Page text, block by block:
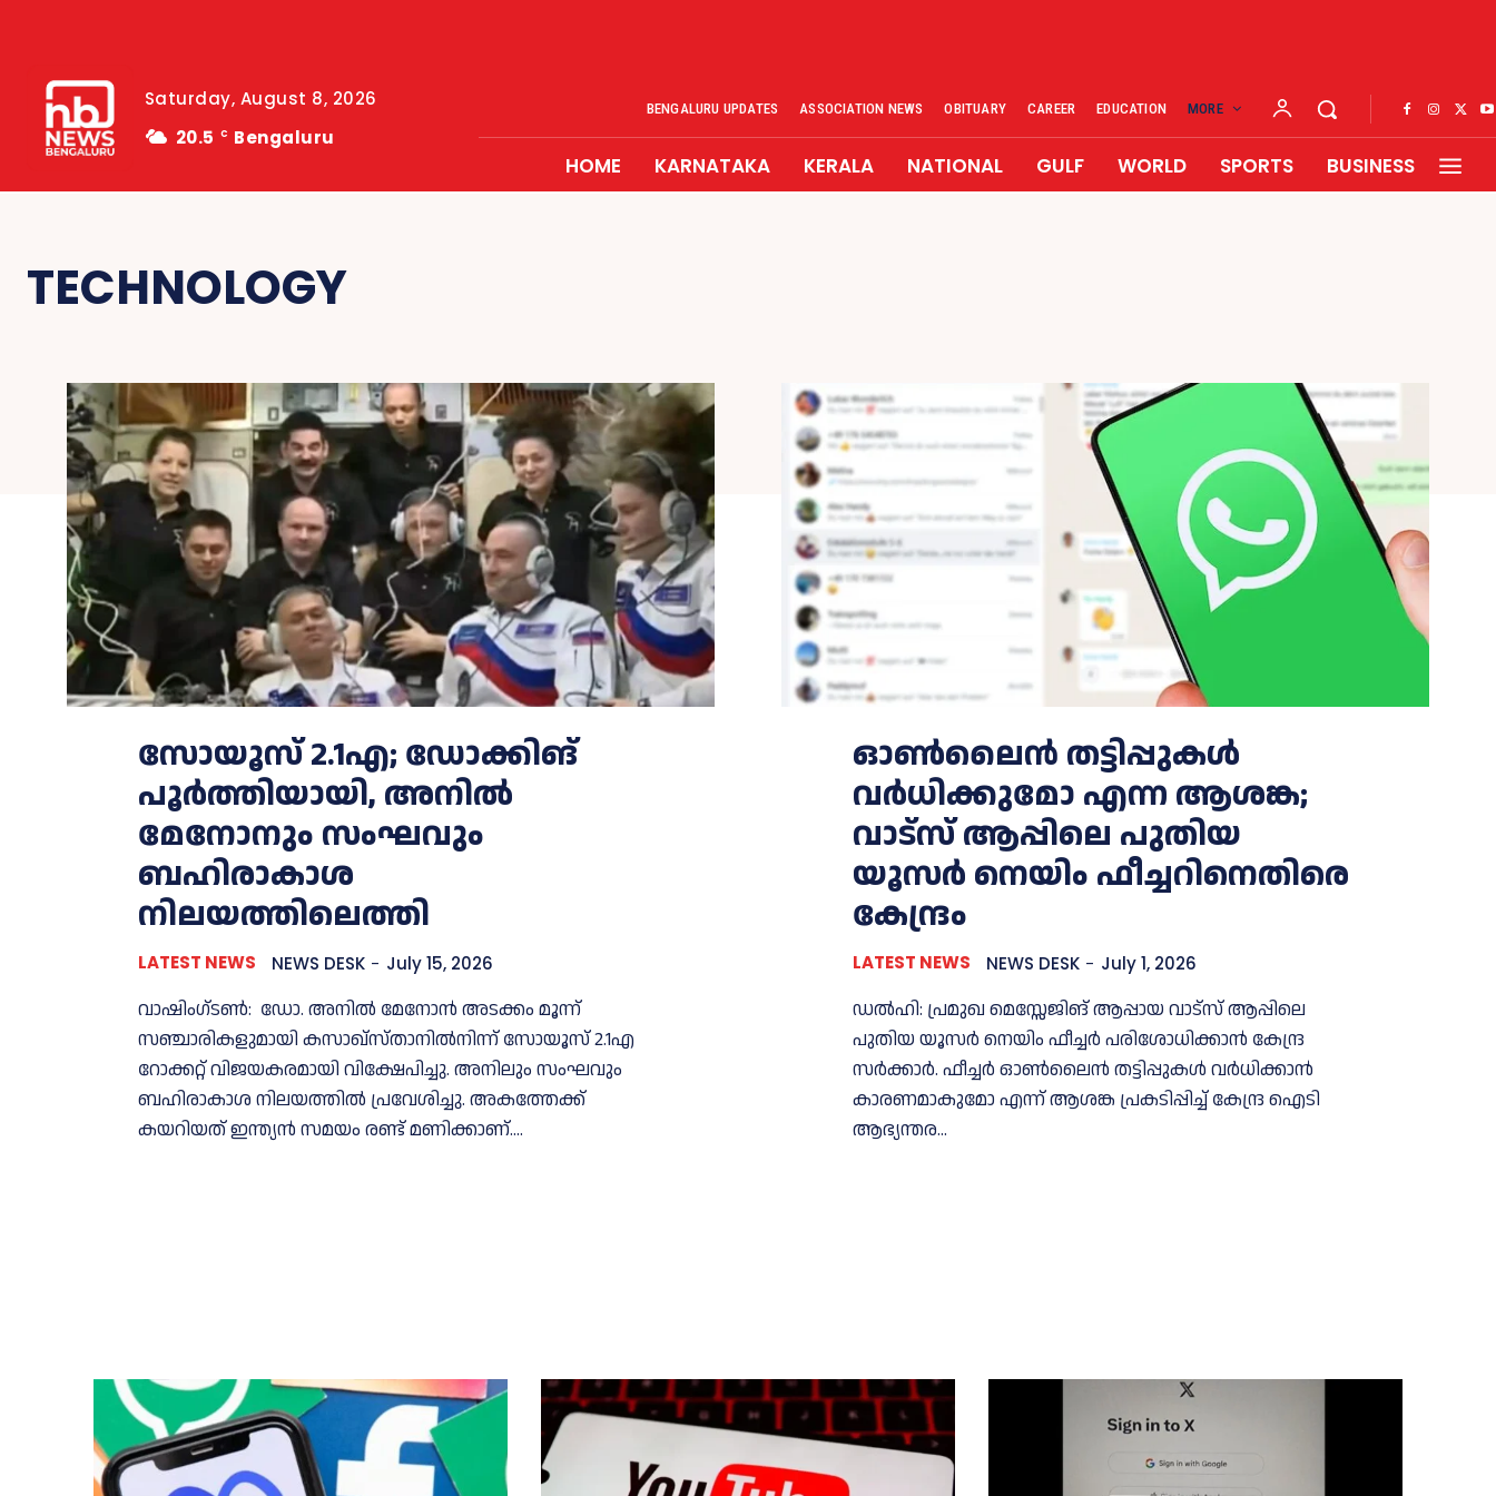
Saturday, August 8, 2026
20.5
C Bengaluru
BENGALURU UPDATES ASSOCIATION NEWS OBITUARY CAREER EDUCATION MORE
HOME KARNATAKA KERALA NATIONAL GULF WORLD SPORTS BUSINESS
TECHNOLOGY
സോയൂസ് 2.1എ; ഡോക്കിങ്
പൂർത്തിയായി, അനിൽ
മേനോനും സംഘവും
ബഹിരാകാശ
നിലയത്തിലെത്തി
LATEST NEWS NEWS DESK - July 15, 2026
വാഷിംഗ്ടൺ: ഡോ. അനിൽ മേനോൻ അടക്കം മൂന്ന്
സഞ്ചാരികളുമായി കസാഖ്സ്താനിൽനിന്ന് സോയൂസ് 2.1എ
റോക്കറ്റ് വിജയകരമായി വിക്ഷേപിച്ചു. അനിലും സംഘവും
ബഹിരാകാശ നിലയത്തിൽ പ്രവേശിച്ചു. അകത്തേക്ക്
കയറിയത് ഇന്ത്യൻ സമയം രണ്ട് മണിക്കാണ്....
ഓൺലൈൻ തട്ടിപ്പുകൾ
വർധിക്കുമോ എന്ന ആശങ്ക;
വാട്സ് ആപ്പിലെ പുതിയ
യൂസർ നെയിം ഫീച്ചറിനെതിരെ
കേന്ദ്രം
LATEST NEWS NEWS DESK - July 1, 2026
ഡൽഹി: പ്രമുഖ മെസ്സേജിങ് ആപ്പായ വാട്സ് ആപ്പിലെ
പുതിയ യൂസർ നെയിം ഫീച്ചർ പരിശോധിക്കാൻ കേന്ദ്ര
സർക്കാർ. ഫീച്ചർ ഓൺലൈൻ തട്ടിപ്പുകൾ വർധിക്കാൻ
കാരണമാകുമോ എന്ന് ആശങ്ക പ്രകടിപ്പിച്ച് കേന്ദ്ര ഐടി
ആഭ്യന്തര...